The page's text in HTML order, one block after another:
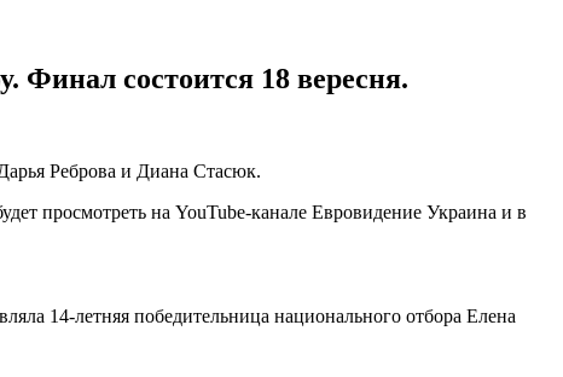
Финал состоится 18 вересня.
Реброва и Диана Стасюк.
просмотреть на YouTube-канале Евровидение Украина и в
14-летняя победительница национального отбора Елена